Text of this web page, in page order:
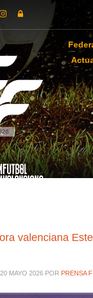
valenciana
MAYO 2026 POR PRENSA